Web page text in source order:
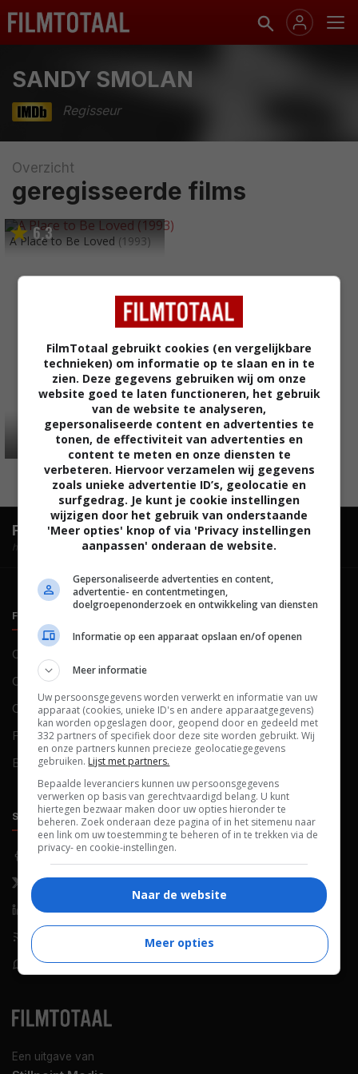
SANDY SMOLAN
Regisseur
Overzicht
geregisseerde films
6,3
A Place to Be Loved (1993)
FilmTotaal.Hét online filmoverzicht.
hosted by
Een uitgave van
FILMTOTAAL
Contact
Over ons
Colofon
FAQ
Blog
Cookies
Cookievoorkeuren
SOCIALS
Facebook
X (Twitter)
LinkedIn
RSS-feed
WhatsApp
ONTDEKKEN
Nieuws
Netflix
Films op tv
Bioscoop
FilmTotaal gebruikt cookies (en vergelijkbare
technieken) om informatie op te slaan en in te
zien. Deze gegevens gebruiken wij om onze
website goed te laten functioneren, het gebruik
van de website te analyseren,
gepersonaliseerde content en advertenties te
tonen, de effectiviteit van advertenties en
content te meten en onze diensten te
verbeteren. Hiervoor verzamelen wij gegevens
zoals unieke advertentie ID’s, geolocatie en
surfgedrag. Je kunt je cookie instellingen
wijzigen door het gebruik van onderstaande
'Meer opties' knop of via 'Privacy instellingen
aanpassen' onderaan de website.
Gepersonaliseerde advertenties en content,
advertentie- en contentmetingen,
doelgroepenonderzoek en ontwikkeling van diensten
Informatie op een apparaat opslaan en/of openen
Meer informatie
Uw persoonsgegevens worden verwerkt en informatie van uw
apparaat (cookies, unieke ID's en andere apparaatgegevens)
kan worden opgeslagen door, geopend door en gedeeld met
332 partners of specifiek door deze site worden gebruikt. Wij
en onze partners kunnen precieze geolocatiegegevens
gebruiken. Lijst met partners.
Bepaalde leveranciers kunnen uw persoonsgegevens
verwerken op basis van gerechtvaardigd belang. U kunt
hiertegen bezwaar maken door uw opties hieronder te
beheren. Zoek onderaan deze pagina of in het sitemenu naar
een link om uw toestemming te beheren of in te trekken via de
privacy- en cookie-instellingen.
Naar de website
Meer opties